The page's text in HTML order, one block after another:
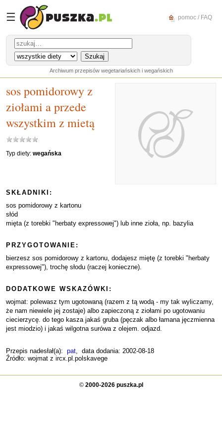
☰ pomoc / FAQ
Archiwum przepisów wegetariańskich i wegańskich
sos pomidorowy z
ziołami a przede
wszystkim z mietą
Typ diety: wegańska
SKŁADNIKI:
sos pomidorowy z kartonu
słód
mięta (z torebki "herbaty expressowej") lub inne zioła, np. bazylia
PRZYGOTOWANIE:
bierzesz sos pomidorowy z kartonu, dodajesz miętę (z torebki "herbaty
expressowej"), trochę słodu (raczej konieczne).
DODATKOWE WSKAZÓWKI:
wojmat: polewasz tym ugotowaną (razem z tą wodą - my tak wyliczamy,
że nam niewiele jej zostaje) albo zapieczoną z ziołami po ugotowaniu
ciecierzycę. do tego kasza jakaś gruba (pęczak albo łamana jęczmienna
jest miodzio) i jakaś wilgotna surówa z olejem. odjazd.
Przepis nadesłał(a): pat, data dodania: 2002-08-18
Źródło: wojmat z ircx.pl.polskavege
© 2000-2026 puszka.pl